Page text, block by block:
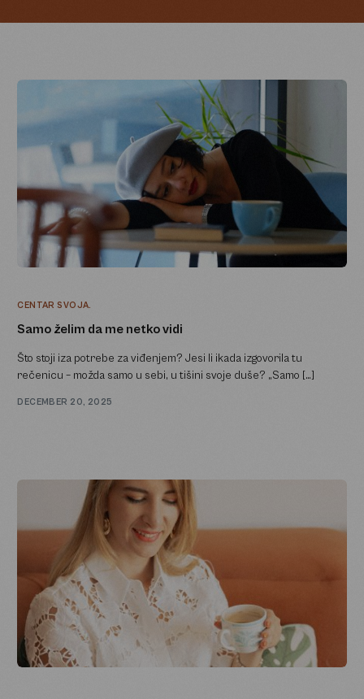
CENTAR SVOJA.
Samo želim da me netko vidi
Što stoji iza potrebe za viđenjem? Jesi li ikada izgovorila tu
rečenicu – možda samo u sebi, u tišini svoje duše? „Samo […]
DECEMBER 20, 2025